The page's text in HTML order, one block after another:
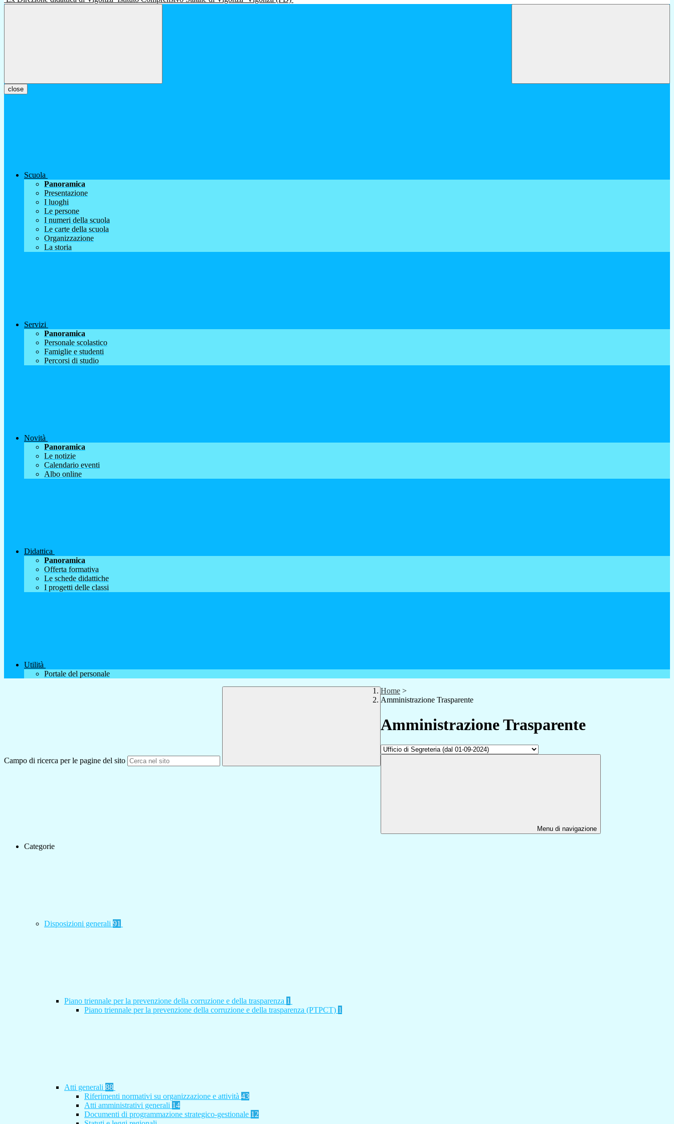
close
Scuola
Panoramica
Presentazione
I luoghi
Le persone
I numeri della scuola
Le carte della scuola
Organizzazione
La storia
Servizi
Panoramica
Personale scolastico
Famiglie e studenti
Percorsi di studio
Novità
Panoramica
Le notizie
Calendario eventi
Albo online
Didattica
Panoramica
Offerta formativa
Le schede didattiche
I progetti delle classi
Utilità
Portale del personale
Campo di ricerca per le pagine del sito
Home >
Amministrazione Trasparente
Amministrazione Trasparente
Menu di navigazione
Categorie
Disposizioni generali 91
Piano triennale per la prevenzione della corruzione e della trasparenza 1
Piano triennale per la prevenzione della corruzione e della trasparenza (PTPCT) 1
Atti generali 88
Riferimenti normativi su organizzazione e attività 43
Atti amministrativi generali 14
Documenti di programmazione strategico-gestionale 12